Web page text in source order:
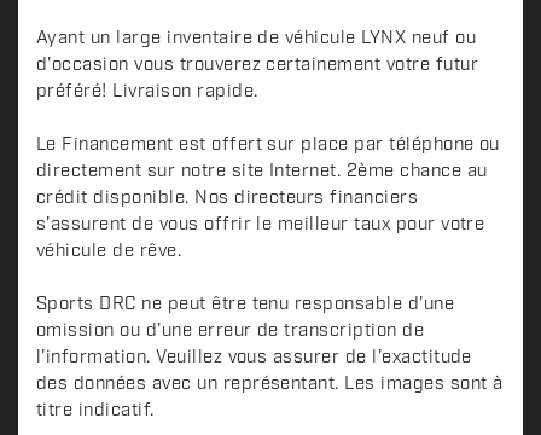
Ayant un large inventaire de véhicule LYNX neuf ou
d'occasion vous trouverez certainement votre futur
préféré! Livraison rapide.
Le Financement est offert sur place par téléphone ou
directement sur notre site Internet. 2ème chance au
crédit disponible. Nos directeurs financiers
s'assurent de vous offrir le meilleur taux pour votre
véhicule de rêve.
Sports DRC ne peut être tenu responsable d'une
omission ou d'une erreur de transcription de
l'information. Veuillez vous assurer de l'exactitude
des données avec un représentant. Les images sont à
titre indicatif.